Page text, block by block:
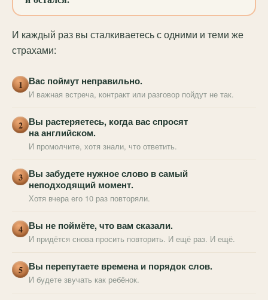
И каждый раз вы сталкиваетесь с одними и теми же
страхами:
1 Вас поймут неправильно.
И важная встреча, контракт или разговор пойдут не так.
2 Вы растеряетесь, когда вас спросят
на английском.
И промолчите, хотя знали, что ответить.
3 Вы забудете нужное слово в самый
неподходящий момент.
Хотя вчера его 10 раз повторяли.
4 Вы не поймёте, что вам сказали.
И придётся снова просить повторить. И ещё раз. И ещё.
5 Вы перепутаете времена и порядок слов.
И будете звучать как ребёнок.